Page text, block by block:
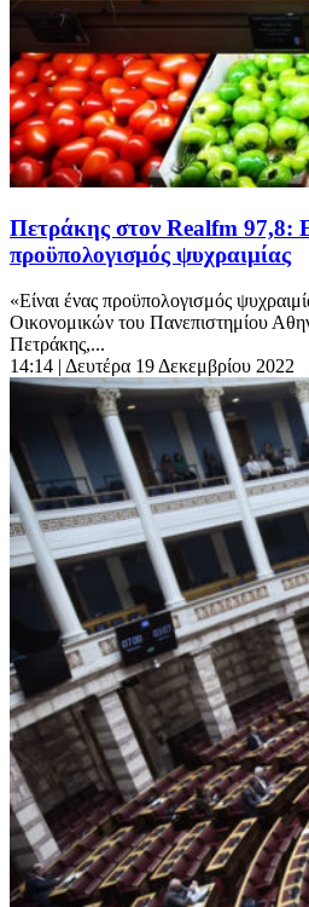
Πετράκης στον Realfm 97,8:
προϋπολογισμός ψυχραιμίας
«Είναι ένας προϋπολογισμός
Οικονομικών του Πανεπιστημίου
Πετράκης,...
14:14 | Δευτέρα 19 Δεκεμβρίου 2022